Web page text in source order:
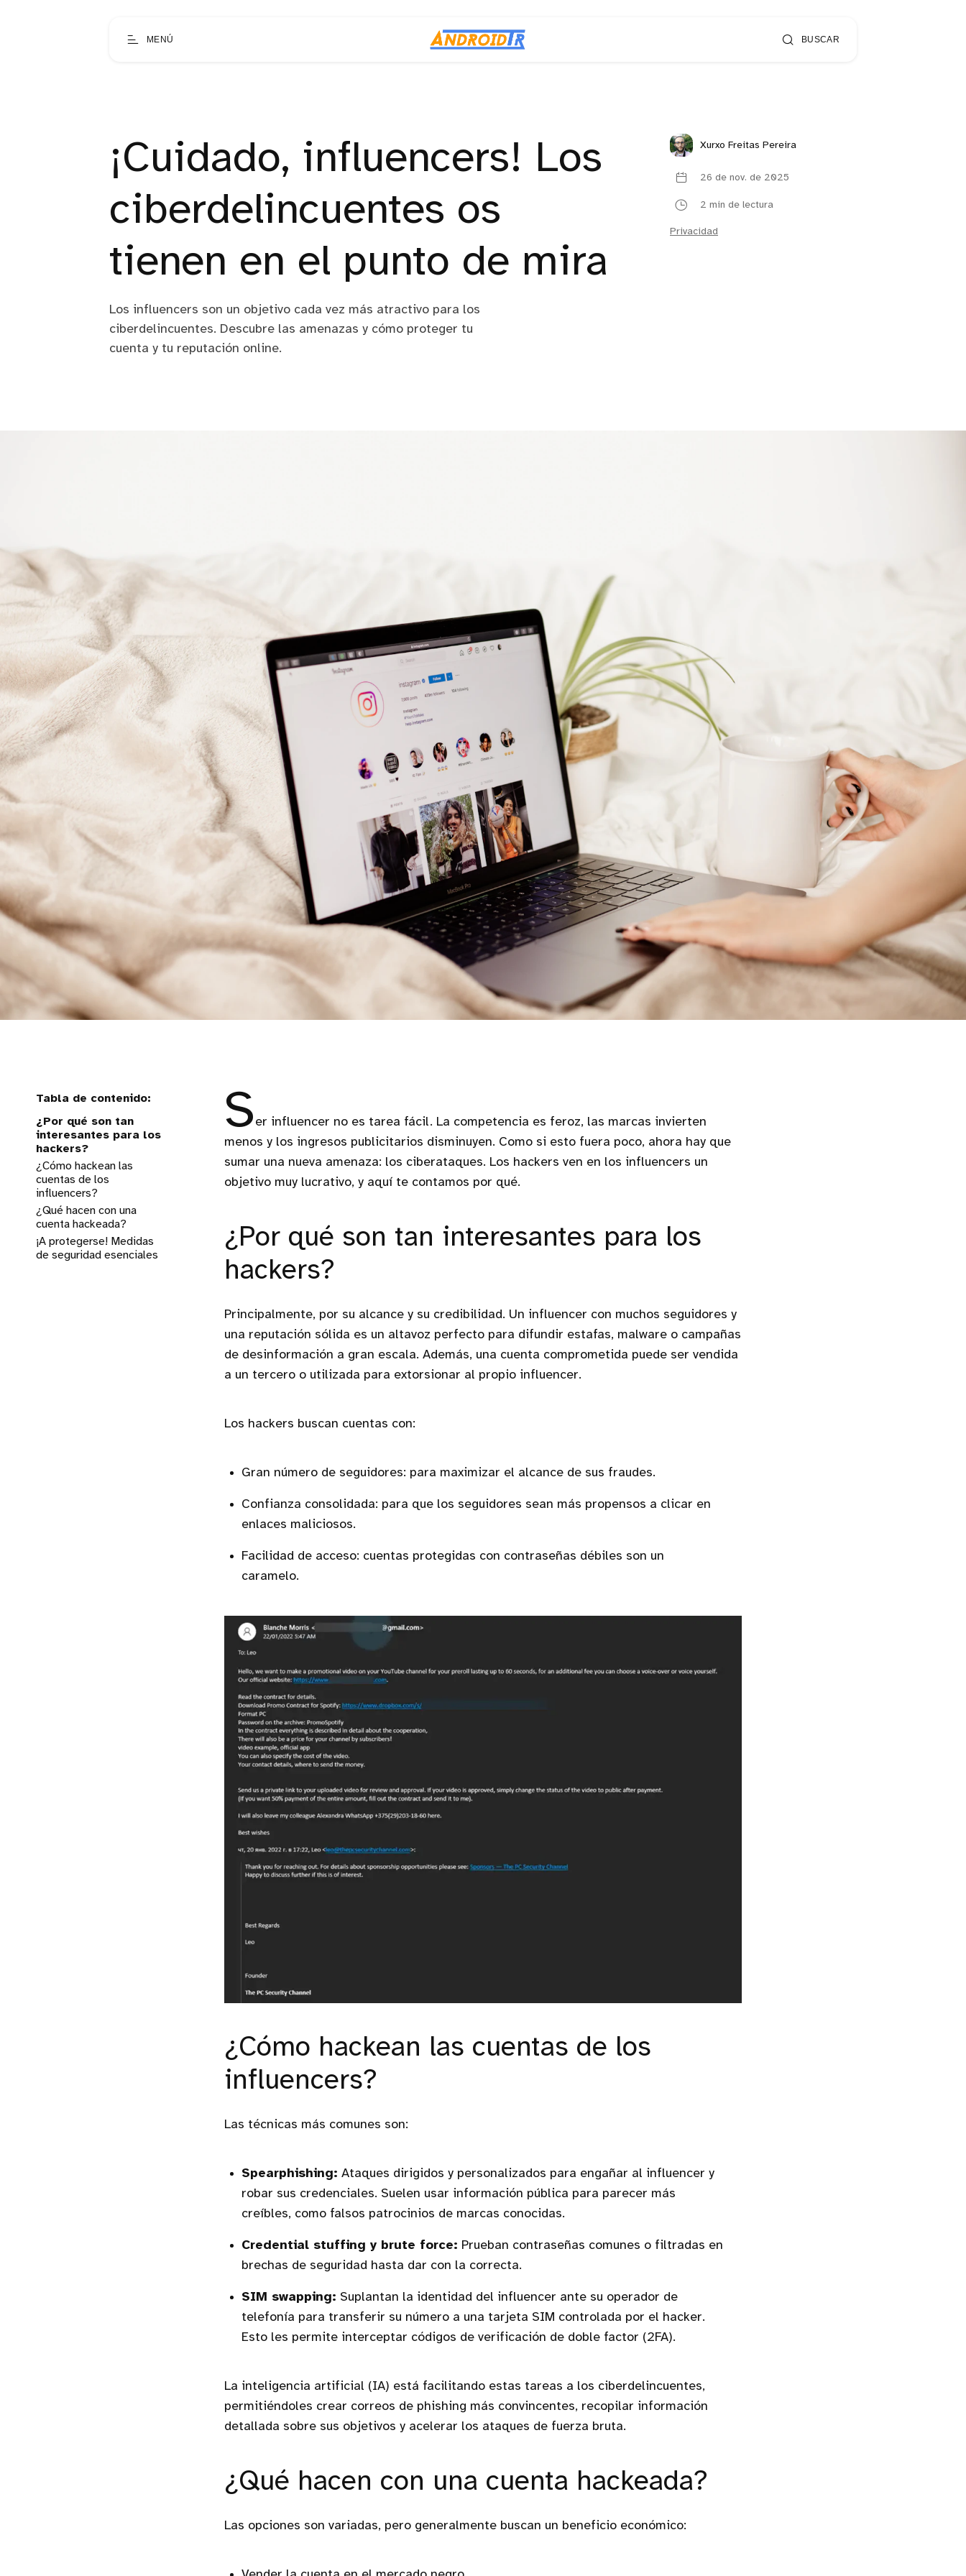
MENÚ BUSCAR
¡Cuidado, influencers! Los
ciberdelincuentes os
tienen en el punto de mira
Los influencers son un objetivo cada vez más atractivo para los
ciberdelincuentes. Descubre las amenazas y cómo proteger tu
cuenta y tu reputación online.
Xurxo Freitas Pereira
26 de nov. de 2025
2 min de lectura
Privacidad
¿Por qué son tan
interesantes para los
hackers?
¿Cómo hackean las
cuentas de los
influencers?
¿Qué hacen con una
cuenta hackeada?
¡A protegerse! Medidas
de seguridad esenciales
S er influencer no es tarea fácil. La competencia es feroz, las marcas invierten
menos y los ingresos publicitarios disminuyen. Como si esto fuera poco, ahora hay que
sumar una nueva amenaza: los ciberataques. Los hackers ven en los influencers un
objetivo muy lucrativo, y aquí te contamos por qué.
¿Por qué son tan interesantes para los
hackers?
Principalmente, por su alcance y su credibilidad. Un influencer con muchos seguidores y
una reputación sólida es un altavoz perfecto para difundir estafas, malware o campañas
de desinformación a gran escala. Además, una cuenta comprometida puede ser vendida
a un tercero o utilizada para extorsionar al propio influencer.
Los hackers buscan cuentas con:
Gran número de seguidores: para maximizar el alcance de sus fraudes.
Confianza consolidada: para que los seguidores sean más propensos a clicar en
enlaces maliciosos.
Facilidad de acceso: cuentas protegidas con contraseñas débiles son un
caramelo.
¿Cómo hackean las cuentas de los
influencers?
Las técnicas más comunes son:
Spearphishing: Ataques dirigidos y personalizados para engañar al influencer y
robar sus credenciales. Suelen usar información pública para parecer más
creíbles, como falsos patrocinios de marcas conocidas.
Credential stuffing y brute force: Prueban contraseñas comunes o filtradas en
brechas de seguridad hasta dar con la correcta.
SIM swapping: Suplantan la identidad del influencer ante su operador de
telefonía para transferir su número a una tarjeta SIM controlada por el hacker.
Esto les permite interceptar códigos de verificación de doble factor (2FA).
La inteligencia artificial (IA) está facilitando estas tareas a los ciberdelincuentes,
permitiéndoles crear correos de phishing más convincentes, recopilar información
detallada sobre sus objetivos y acelerar los ataques de fuerza bruta.
¿Qué hacen con una cuenta hackeada?
Las opciones son variadas, pero generalmente buscan un beneficio económico: